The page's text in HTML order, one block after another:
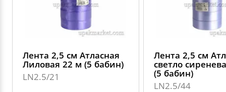
Лента 2,5 см Атласная
Лиловая 22 м (5 бабин)
LN2.5/21
Лента 2,5 см
светло
(5 бабин)
LN2.5/44